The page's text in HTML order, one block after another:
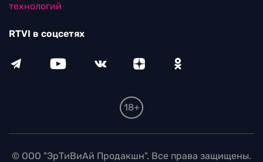
технологий
RTVI в соцсетях
18+
© ООО "ЭрТиВиАй Продакшн". Все права защищены.